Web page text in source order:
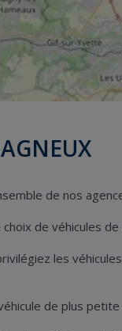
de nos
de véhicules
les
de plus